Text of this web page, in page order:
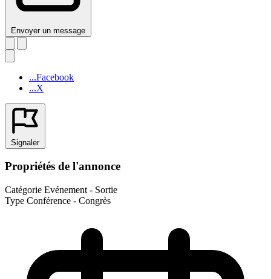
Envoyer un message
...Facebook
...X
Signaler
Propriétés de l'annonce
Catégorie Evénement - Sortie
Type Conférence - Congrès